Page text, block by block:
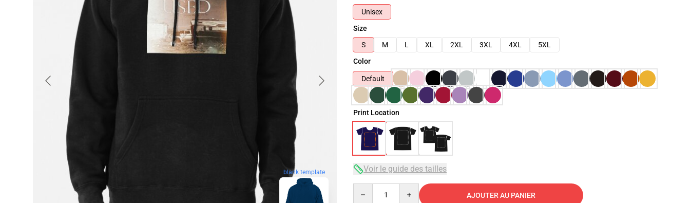
blank template
Unisex
Size
S
M L XL 2XL 3XL 4XL
5XL
Color
Default
Print Location
Voir le guide des tailles
AJOUTER AU PANIER